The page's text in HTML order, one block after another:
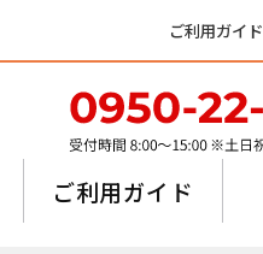
ご利用ガイド
ご利用ガイド